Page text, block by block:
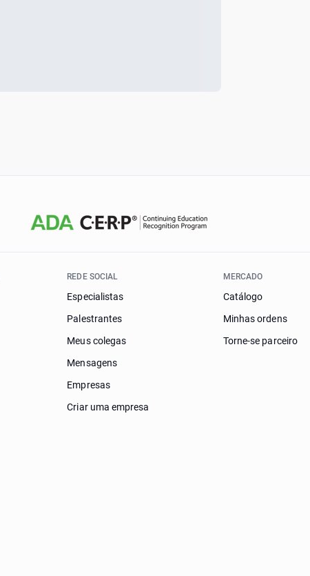
REDE SOCIAL
Especialistas
Palestrantes
Meus colegas
Mensagens
Empresas
Criar uma empresa
MERCADO
Catálogo
Minhas ordens
Torne-se parceiro